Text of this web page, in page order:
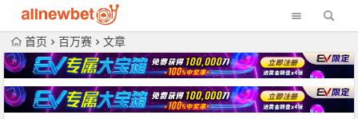
首页 百万赛 文章